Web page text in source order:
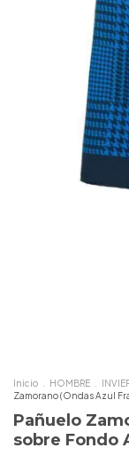
Inicio HOMBRE
Zamorano (Ondas Azul
Pañuelo
sobre Fondo